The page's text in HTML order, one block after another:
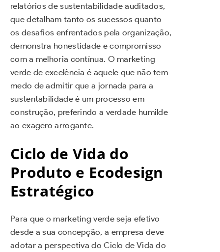
relatórios de sustentabilidade auditados,
que detalham tanto os sucessos quanto
os desafios enfrentados pela organização,
demonstra honestidade e compromisso
com a melhoria contínua. O marketing
verde de excelência é aquele que não tem
medo de admitir que a jornada para a
sustentabilidade é um processo em
construção, preferindo a verdade humilde
ao exagero arrogante.
Ciclo de Vida do
Produto e Ecodesign
Estratégico
Para que o marketing verde seja efetivo
desde a sua concepção, a empresa deve
adotar a perspectiva do Ciclo de Vida do